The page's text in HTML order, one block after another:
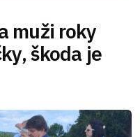
muži roky
škoda je